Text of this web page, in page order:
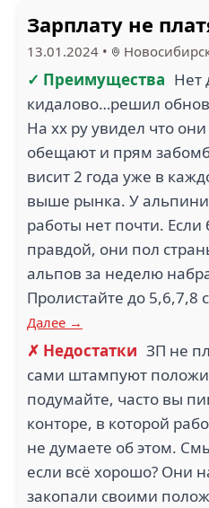
Зарплату не
13.01.2024 •
✓ Преимущества Нет
кидалово…решил
На хх ру увидел что
обещают и прям
висит 2 года уже в
выше рынка. У
работы нет почти.
правдой, они пол
альпов за неделю
Пролистайте до 5,6,7,8
Далее →
✗ Недостатки ЗП не
сами штампуют
подумайте, часто вы
конторе, в которой
не думаете об этом.
если всё хорошо? Они
закопали своими